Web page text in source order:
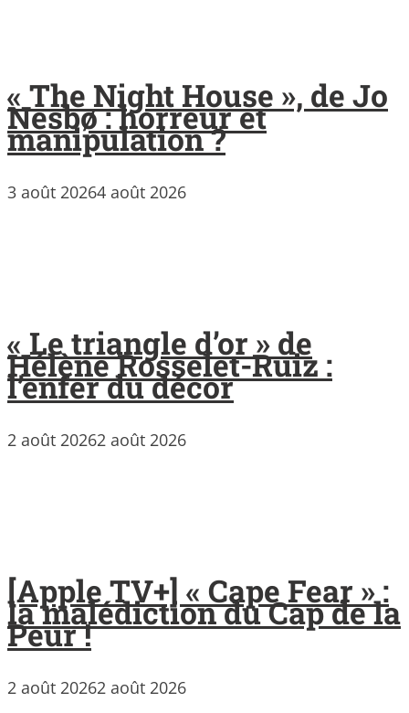
« The Night House », de Jo
Nesbø : horreur et
manipulation ?
3 août 20264 août 2026
« Le triangle d’or » de
Hélène Rosselet-Ruiz :
l’enfer du décor
2 août 20262 août 2026
[Apple TV+] « Cape Fear » :
la malédiction du Cap de la
Peur !
2 août 20262 août 2026